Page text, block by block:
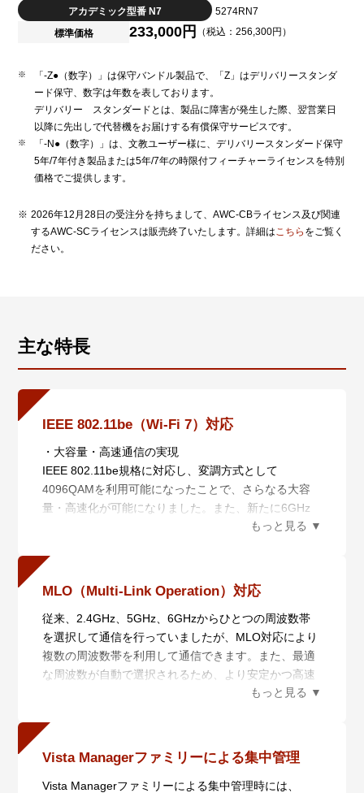
アカデミック型番 N7
5274RN7
標準価格
233,000円 （税込：256,300円）
「-Z●（数字）」は保守バンドル製品で、「Z」はデリバリースタンダ
ード保守、数字は年数を表しております。
デリバリー スタンダードとは、製品に障害が発生した際、翌営業日
以降に先出しで代替機をお届けする有償保守サービスです。
「-N●（数字）」は、文教ユーザー様に、デリバリースタンダード保守
5年/7年付き製品または5年/7年の時限付フィーチャーライセンスを特別
価格でご提供します。
2026年12月28日の受注分を持ちまして、AWC-CBライセンス及び関連
するAWC-SCライセンスは販売終了いたします。詳細は こちら をご覧く
ださい。
主な特長
IEEE 802.11be（Wi-Fi 7）対応
・大容量・高速通信の実現
IEEE 802.11be規格に対応し、変調方式として
4096QAMを利用可能になったことで、さらなる大容
量・高速化が可能になりました。また、新たに6GHz
帯の連続した帯域500MHzを使用可能であり、一度に
張されたことにより多くのデバイスが接続でき、安定
した高いスループットを実現します。
・ 低遅延の実現
従来、複数のクライアントへの同時通信はMU-MIMO
により可能でしたが、Resource Unitに区分された子機
との通信と限定されていました。Multi-RU（Multi-
Resource Unit）に対応することにより、複数のRUと
同時に通信を行うことができるため、より多数のクラ
なります。
MLO（Multi-Link Operation）対応
従来、2.4GHz、5GHz、6GHzからひとつの周波数帯
を選択して通信を行っていましたが、MLO対応により
複数の周波数帯を利用して通信できます。また、最適
な周波数が自動で選択されるため、より安定かつ高速
な通信を実現します。さらに、無線APが周囲の電波環
合わせることで、これまで以上に快適な無線LANが利
用できます。
Vista Managerファミリーによる集中管理
Vista Managerファミリーによる集中管理時には、